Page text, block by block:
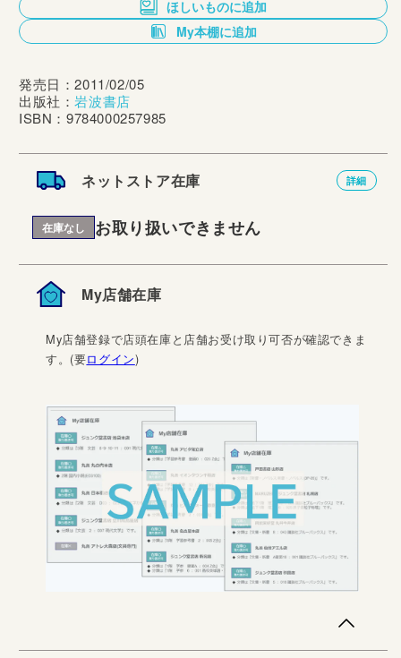
ほしいものに追加
My本棚に追加
発売日：2011/02/05
出版社：岩波書店
ISBN：9784000257985
ネットストア在庫 詳細
在庫なし お取り扱いできません
My店舗在庫
My店舗登録で店頭在庫と店舗お受け取り可否が確認できま
す。(要ログイン)